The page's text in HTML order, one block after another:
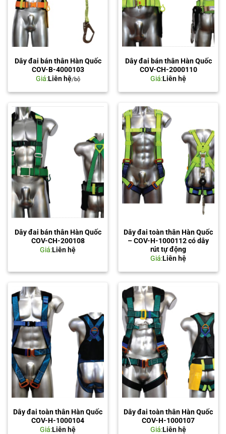
Dây đai bán thân Hàn Quốc
COV-B-4000103
Giá:Liên hệ/bộ
Dây đai bán thân Hàn Quốc
COV-CH-2000110
Giá:Liên hệ
Dây đai bán thân Hàn Quốc
COV-CH-200108
Giá:Liên hệ
Dây đai toàn thân Hàn Quốc
– COV-H-1000112 có dây
rút tự động
Giá:Liên hệ
Dây đai toàn thân Hàn Quốc
COV-H-1000104
Giá:Liên hệ
Dây đai toàn thân Hàn Quốc
COV-H-1000107
Giá:Liên hệ